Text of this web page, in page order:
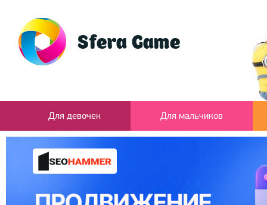
Для девочек Для мальчиков